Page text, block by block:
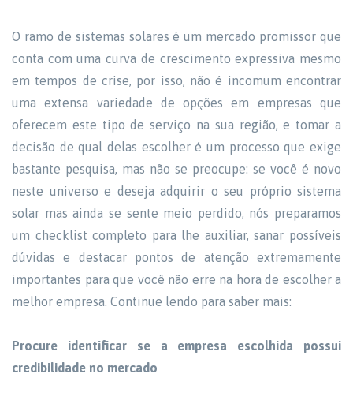
O ramo de sistemas solares é um mercado promissor que
conta com uma curva de crescimento expressiva mesmo
em tempos de crise, por isso, não é incomum encontrar
uma extensa variedade de opções em empresas que
oferecem este tipo de serviço na sua região, e tomar a
decisão de qual delas escolher é um processo que exige
bastante pesquisa, mas não se preocupe: se você é novo
neste universo e deseja adquirir o seu próprio sistema
solar mas ainda se sente meio perdido, nós preparamos
um checklist completo para lhe auxiliar, sanar possíveis
dúvidas e destacar pontos de atenção extremamente
importantes para que você não erre na hora de escolher a
melhor empresa. Continue lendo para saber mais:
Procure identificar se a empresa escolhida possui
credibilidade no mercado